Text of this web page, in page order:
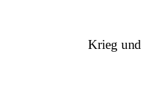
Krieg